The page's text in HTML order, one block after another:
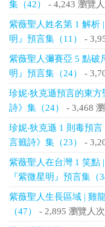
集（42） - 4,243 瀏覽
紫薇聖人姓名第 1 解析
明』預言集（11）
-
紫薇聖人彌賽亞 5 點破
明』預言集（24）
-
珍妮‧狄克遜預言的東
詩》集（24）
- 3,468
珍妮‧狄克遜 1 則毒預
言籤詩》集（23）
-
紫薇聖人在台灣 1 笑點
『紫微星明』預言集（
紫薇聖人生長區域 | 雞
（47）
- 2,895 瀏覽人次